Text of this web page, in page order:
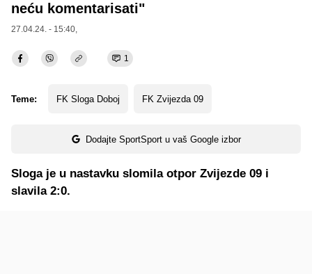
neću komentarisati"
27.04.24. - 15:40,
1
Teme: FK Sloga Doboj FK Zvijezda 09
Dodajte SportSport u vaš Google izbor
Sloga je u nastavku slomila otpor Zvijezde 09 i
slavila 2:0.